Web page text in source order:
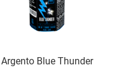
Argento Blue Thunder